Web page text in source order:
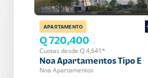
APARTAMENTO
Q 720,400
Cuotas desde Q 4,641*
Noa Apartamentos Tipo E
Noa Apartamentos